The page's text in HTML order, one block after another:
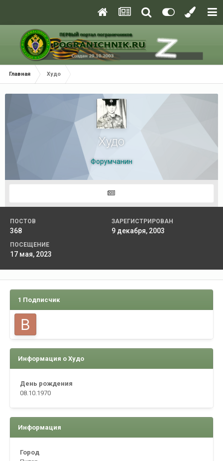
Главная Худо
Худо
Форумчанин
ПОСТОВ
368
ЗАРЕГИСТРИРОВАН
9 декабря, 2003
ПОСЕЩЕНИЕ
17 мая, 2023
1 Подписчик
Информация о Худо
День рождения
08.10.1970
Информация
Город